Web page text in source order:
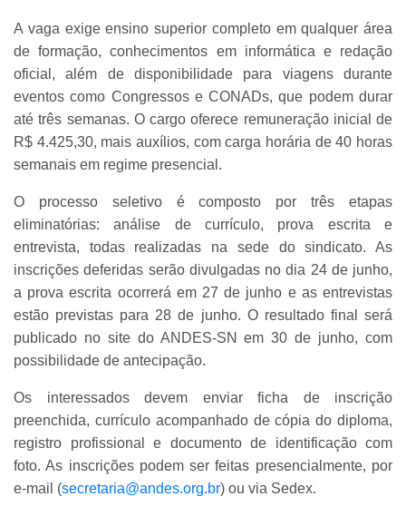
A vaga exige ensino superior completo em qualquer área
de formação, conhecimentos em informática e redação
oficial, além de disponibilidade para viagens durante
eventos como Congressos e CONADs, que podem durar
até três semanas. O cargo oferece remuneração inicial de
R$ 4.425,30, mais auxílios, com carga horária de 40 horas
semanais em regime presencial.
O processo seletivo é composto por três etapas
eliminatórias: análise de currículo, prova escrita e
entrevista, todas realizadas na sede do sindicato. As
inscrições deferidas serão divulgadas no dia 24 de junho,
a prova escrita ocorrerá em 27 de junho e as entrevistas
estão previstas para 28 de junho. O resultado final será
publicado no site do ANDES-SN em 30 de junho, com
possibilidade de antecipação.
Os interessados devem enviar ficha de inscrição
preenchida, currículo acompanhado de cópia do diploma,
registro profissional e documento de identificação com
foto. As inscrições podem ser feitas presencialmente, por
e-mail (secretaria@andes.org.br) ou via Sedex.